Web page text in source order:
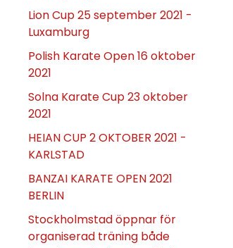
Lion Cup 25 september 2021 -
Luxamburg
Polish Karate Open 16 oktober
2021
Solna Karate Cup 23 oktober
2021
HEIAN CUP 2 OKTOBER 2021 -
KARLSTAD
BANZAI KARATE OPEN 2021
BERLIN
Stockholmstad öppnar för
organiserad träning både